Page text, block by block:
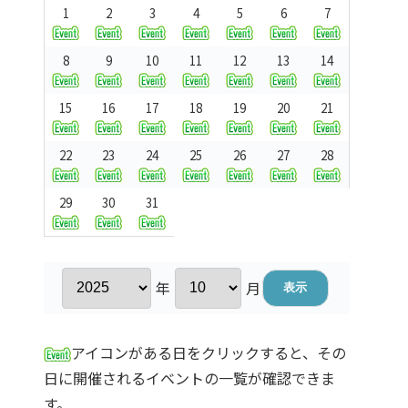
1
2 3 4 5 6 7
8 9 10 11 12 13 14
15 16 17 18 19 20 21
22 23 24 25 26 27 28
29 30 31
年 月
アイコンがある日をクリックすると、その
日に開催されるイベントの一覧が確認できま
す。